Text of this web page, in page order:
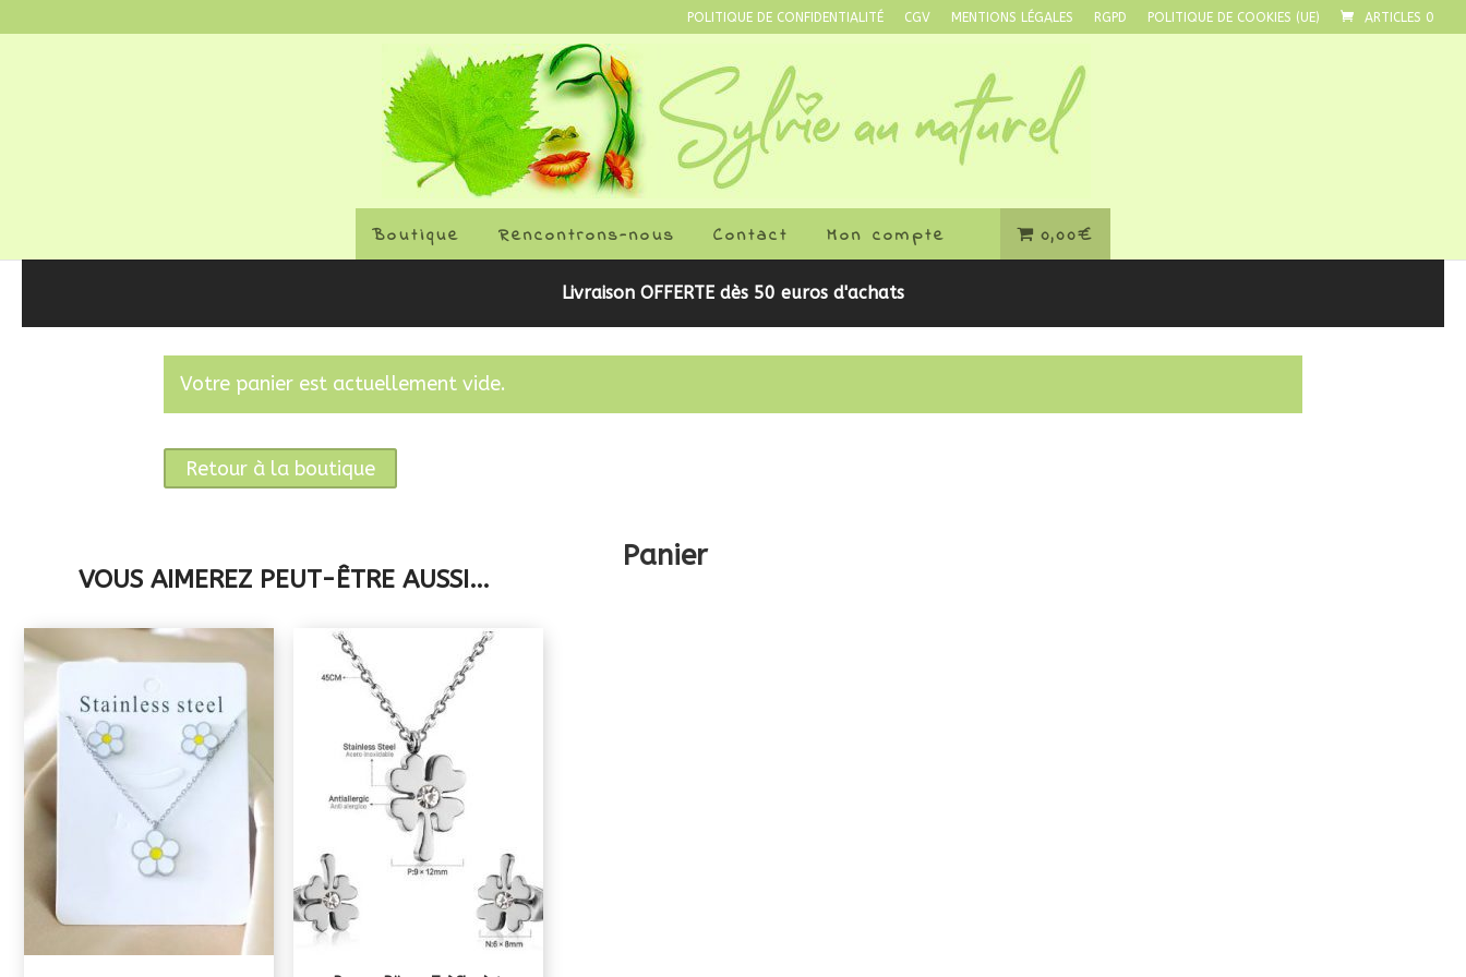
POLITIQUE DE CONFIDENTIALITÉ CGV MENTIONS LÉGALES RGPD POLITIQUE DE COOKIES (UE) ARTICLES 0
Boutique Rencontrons-nous Contact Mon compte 0,00€
Livraison OFFERTE dès 50 euros d'achats
Votre panier est actuellement vide.
Retour à la boutique
VOUS AIMEREZ PEUT-ÊTRE AUSSI…
Panier